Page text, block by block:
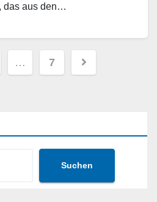
das aus den…
… 7
Suchen